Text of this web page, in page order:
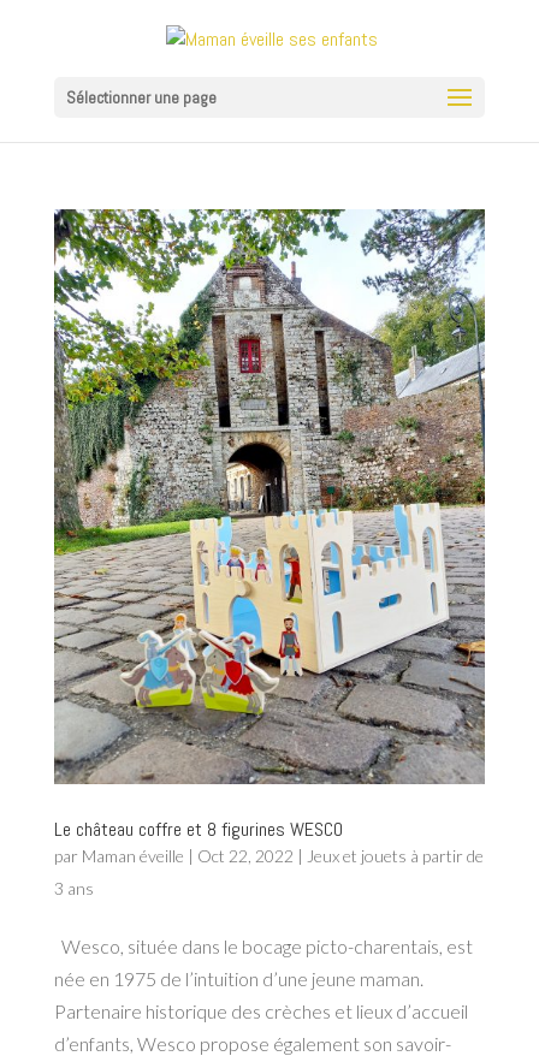
Sélectionner une page
Le château coffre et 8 figurines WESCO
par Maman éveille | Oct 22, 2022 | Jeux et jouets à partir de
3 ans
Wesco, située dans le bocage picto-charentais, est
née en 1975 de l’intuition d’une jeune maman.
Partenaire historique des crèches et lieux d’accueil
d’enfants, Wesco propose également son savoir-